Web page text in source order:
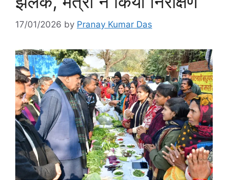
17/01/2026 by Pranay Kumar Das